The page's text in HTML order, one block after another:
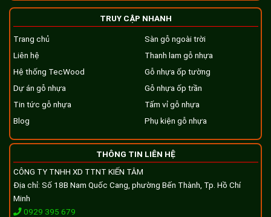
TRUY CẬP NHANH
Trang chủ
Liên hệ
Hệ thống TecWood
Dự án gỗ nhựa
Tin tức gỗ nhựa
Blog
Sàn gỗ ngoài trời
Thanh lam gỗ nhựa
Gỗ nhựa ốp tường
Gỗ nhựa ốp trần
Tấm vỉ gỗ nhựa
Phụ kiện gỗ nhựa
THÔNG TIN LIÊN HỆ
CÔNG TY TNHH XD TTNT KIẾN TÂM
Địa chỉ: Số 18B Nam Quốc Cang, phường Bến Thành, Tp. Hồ Chí
Minh
0929 395 679